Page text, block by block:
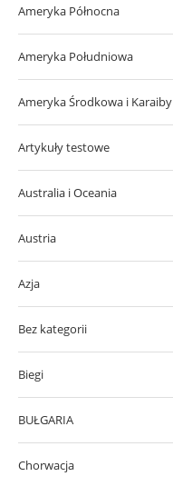
Ameryka Północna
Ameryka Południowa
Ameryka Środkowa i Karaiby
Artykuły testowe
Australia i Oceania
Austria
Azja
Bez kategorii
Biegi
BUŁGARIA
Chorwacja